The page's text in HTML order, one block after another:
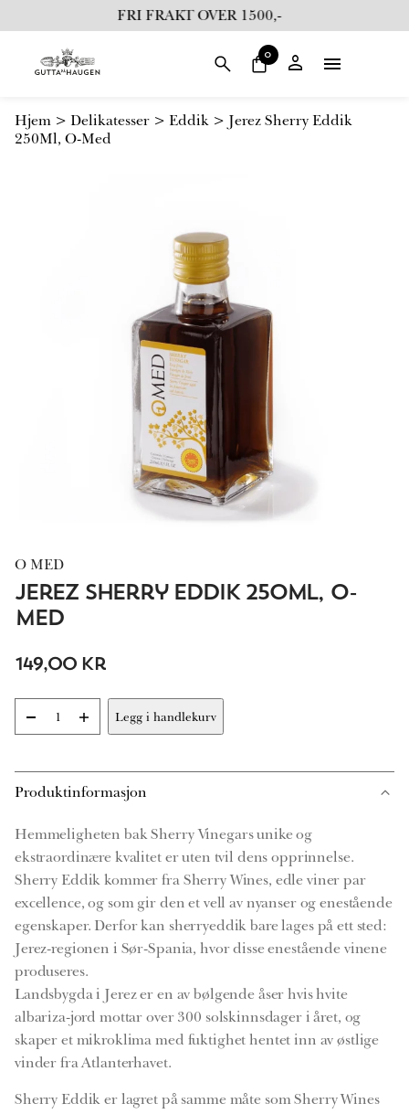
l
o
l
FRI FRAKT OVER 1500,-
0
Hjem > Delikatesser > Eddik > Jerez Sherry Eddik
250Ml, O-Med
O MED
Jerez Sherry Eddik 250ml, O-
Med
149,00 kr
-
Jerez
O-
antall
+ Legg i handlekurv
Produktinformasjon
Hemmeligheten bak Sherry Vinegars unike og
ekstraordinære kvalitet er uten tvil dens opprinnelse.
Sherry Eddik kommer fra Sherry Wines, edle viner par
excellence, og som gir den et vell av nyanser og enestående
egenskaper. Derfor kan sherryeddik bare lages på ett sted:
Jerez-regionen i Sør-Spania, hvor disse enestående vinene
produseres.
Landsbygda i Jerez er en av bølgende åser hvis hvite
albariza-jord mottar over 300 solskinnsdager i året, og
skaper et mikroklima med fuktighet hentet inn av østlige
vinder fra Atlanterhavet.
Sherry Eddik er lagret på samme måte som Sherry Wines